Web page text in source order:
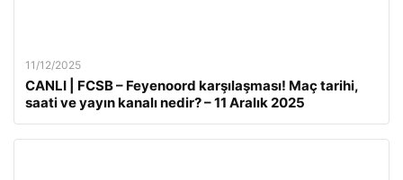
11/12/2025
CANLI | FCSB – Feyenoord karşılaşması! Maç tarihi,
saati ve yayın kanalı nedir? – 11 Aralık 2025